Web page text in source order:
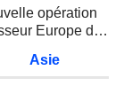
opération
Europe de
Asie